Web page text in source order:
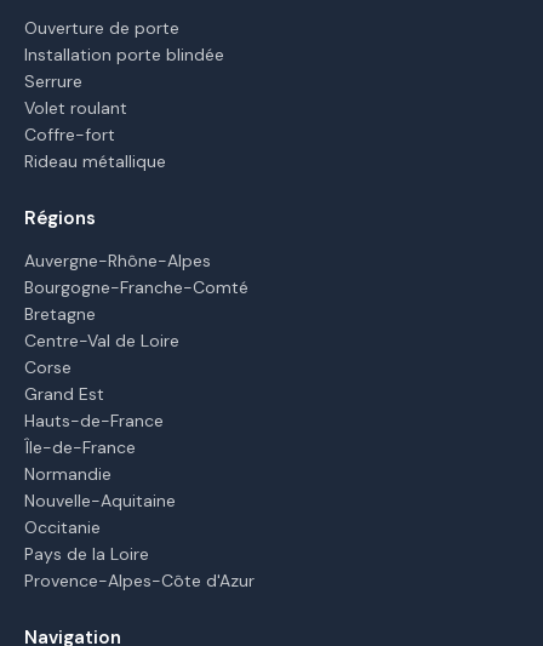
Ouverture de porte
Installation porte blindée
Serrure
Volet roulant
Coffre-fort
Rideau métallique
Régions
Auvergne-Rhône-Alpes
Bourgogne-Franche-Comté
Bretagne
Centre-Val de Loire
Corse
Grand Est
Hauts-de-France
Île-de-France
Normandie
Nouvelle-Aquitaine
Occitanie
Pays de la Loire
Provence-Alpes-Côte d'Azur
Navigation